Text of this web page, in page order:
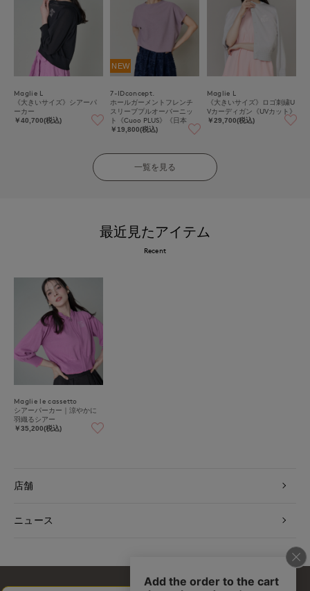
Maglie L
《大きいサイズ》シアーパ
ーカー
￥40,700(税込)
NEW
7-IDconcept.
ホールガーメントフレンチ
スリーブプルオーバーニッ
ト《Cuoo PLUS》《日本
製》｜大人の品格漂う、上
￥19,800(税込)
Maglie L
《大きいサイズ》ロゴ刺繍U
Vカーディガン《UVカット》
￥29,700(税込)
一覧を見る
最近見たアイテム
Recent
Maglie le cassetto
シアーパーカー｜涼やかに
羽織るシアー
￥35,200(税込)
店舗
ニュース